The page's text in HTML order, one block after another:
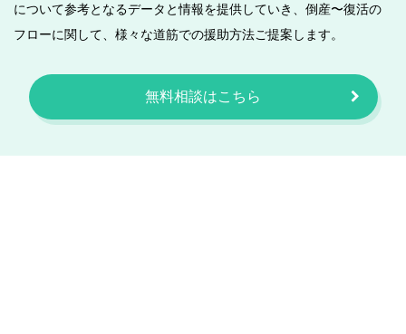
について参考となるデータと情報を提供していき、倒産〜復活の
フローに関して、様々な道筋での援助方法ご提案します。
無料相談はこちら